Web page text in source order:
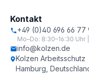
Kontakt
+49 (0)40 696 66 77
Mo–Do: 8:30–16:30 Uhr
info@kolzen.de
Kolzen Arbeitsschutz
Hamburg,